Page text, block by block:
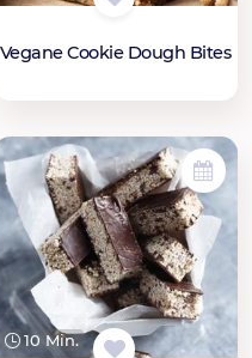
Vegane Cookie Dough Bites
10 Min.